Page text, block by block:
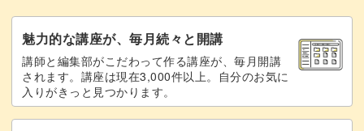
キャンドル作りをスムーズに始められるように、まずは基
礎から学んでいきましょう♪
魅力的な講座が、毎月続々と開講
講師と編集部がこだわって作る講座が、毎月開講
されます。講座は現在3,000件以上。自分のお気に
入りがきっと見つかります。